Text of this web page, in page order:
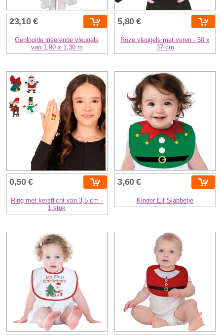
23,10 €
Geplooide iriserende vleugels
van 1,90 x 1,30 m
5,80 €
Roze vleugels met veren - 50 x
37 cm
0,50 €
Ring met kerstlicht van 3,5 cm -
1 stuk
3,60 €
Kinder Elf Slabbetje